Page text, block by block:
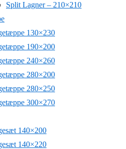
Split Lagner – 210×210
130×230
190×200
240×260
280×200
280×250
300×270
140×200
140×220